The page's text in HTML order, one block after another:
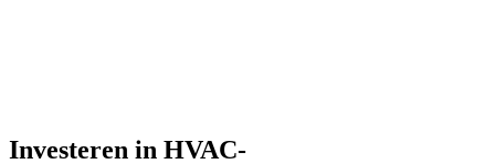
Investeren in HVAC-